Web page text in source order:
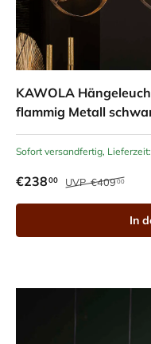
KAWOLA
flammig Metall
Sofort versandfertig,
€23800 UVP€40900
In